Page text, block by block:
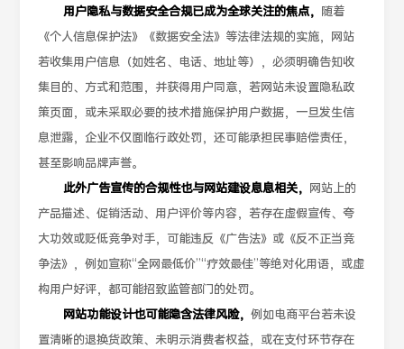
用户隐私与数据安全合规已成为全球关注的焦点， 随着
《个人信息保护法》《数据安全法》等法律法规的实施，网站
若收集用户信息（如姓名、电话、地址等），必须明确告知收
集目的、方式和范围，并获得用户同意，若网站未设置隐私政
策页面，或未采取必要的技术措施保护用户数据，一旦发生信
息泄露，企业不仅面临行政处罚，还可能承担民事赔偿责任，
甚至影响品牌声誉。
此外广告宣传的合规性也与网站建设息息相关， 网站上的
产品描述、促销活动、用户评价等内容，若存在虚假宣传、夸
大功效或贬低竞争对手，可能违反《广告法》或《反不正当竞
争法》，例如宣称“全网最低价”“疗效最佳”等绝对化用语，或虚
构用户好评，都可能招致监管部门的处罚。
网站功能设计也可能隐含法律风险，例如电商平台若未设
置清晰的退换货政策、未明示消费者权益，或在支付环节存在